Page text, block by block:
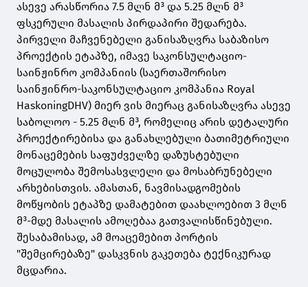
ასევე არასწორია 7.5 მლნ მ³ და 5.25 მლნ მ³
ფსკერული მასალის პირდაპირი შედარება.
პირველი მაჩვენებელი განისაზღვრა საბაზისო
პროექტის ეტაპზე, იმავე საკონსულტაციო-
საინჟინრო კომპანიის (საერთაშორისო
საინჟინრო-საკონსულტაციო კომპანია Royal
HaskoningDHV) მიერ ვის მიერაც განისაზღვრა ასევე
საბოლოო - 5.25 მლნ მ³, რომელიც არის დეტალური
პროექტირებისა და განახლებული ბათიმეტრიული
მონაცემების საფუძველზე დაზუსტებული
მოცულობა შემოსასვლელი და მოსაბრუნებელი
არხებისთვის. ამასთან, ნავმისადგომების
მოწყობის ეტაპზე დამატებით დაახლოებით 3 მლნ
მ³-მდე მასალის ამოღებაა გათვალისწინებული.
შესაბამისად, ამ მოაცემებით პორტის
"შემცირებაზე" დასკვნის გაკეთება ტექნიკურად
მცდარია.